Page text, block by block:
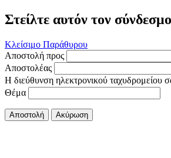
Στείλτε αυτόν τον
Κλείσιμο Παράθυρου
Αποστολή προς
Αποστολέας
Η διεύθυνση ηλεκτρονικού ταχυδρομείου
Θέμα
Αποστολή Ακύρωση